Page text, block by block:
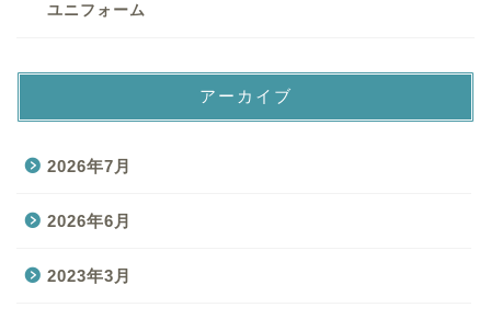
ユニフォーム
アーカイブ
2026年7月
2026年6月
2023年3月